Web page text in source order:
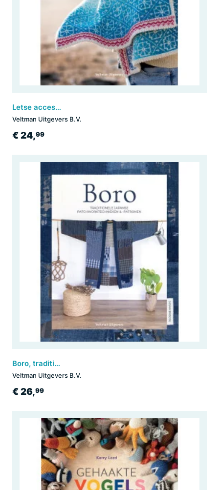
Letse accessoires breien
Veltman Uitgevers B.V.
€ 24,99
Boro, traditionele Japanse patchwork technieken & patronen
Veltman Uitgevers B.V.
€ 26,99